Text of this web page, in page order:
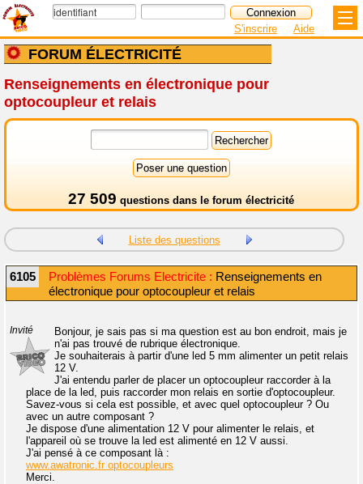
FORUM ÉLECTRICITÉ
S'inscrire Aide
Renseignements en électronique pour
optocoupleur et relais
27 509 questions dans le forum électricité
Liste des questions
6105 Problèmes Forums Electricite : Renseignements en
électronique pour optocoupleur et relais
Invité
Bonjour, je sais pas si ma question est au bon endroit, mais je
n'ai pas trouvé de rubrique électronique.
Je souhaiterais à partir d'une led 5 mm alimenter un petit relais
12 V.
J'ai entendu parler de placer un optocoupleur raccorder à la
place de la led, puis raccorder mon relais en sortie d'optocoupleur.
Savez-vous si cela est possible, et avec quel optocoupleur ? Ou
avec un autre composant ?
Je dispose d'une alimentation 12 V pour alimenter le relais, et
l'appareil où se trouve la led est alimenté en 12 V aussi.
J'ai pensé à ce composant là :
www.awatronic.fr optocoupleurs
Merci.